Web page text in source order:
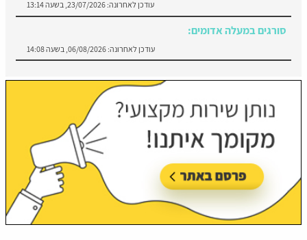
עודכן לאחרונה: 23/07/2026, בשעה 13:14
סורגים במעלה אדומים:
עודכן לאחרונה: 06/08/2026, בשעה 14:08